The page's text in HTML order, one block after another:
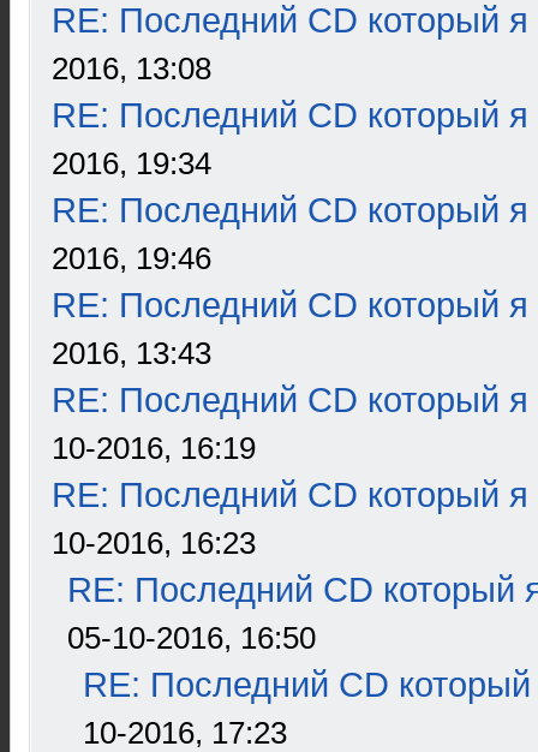
RE: Последний CD который я
2016, 13:08
RE: Последний CD который я
2016, 19:34
RE: Последний CD который я
2016, 19:46
RE: Последний CD который я
2016, 13:43
RE: Последний CD который я
10-2016, 16:19
RE: Последний CD который я
10-2016, 16:23
RE: Последний CD который
05-10-2016, 16:50
RE: Последний CD который
10-2016, 17:23